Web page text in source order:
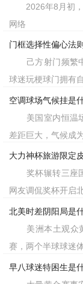
2026年8月初，“
网络
门框选择性偏心法
己方射门频繁中
球迷玩梗球门拥有
空调球场气候挂是
美国室内恒温场
差距巨大，气候成
大力神杯旅游限定
奖杯辗转三座国
网友调侃奖杯开启
北美时差阴阳局是
美洲本土观众黄
赛，两个半球球迷
早八球迷特困生是